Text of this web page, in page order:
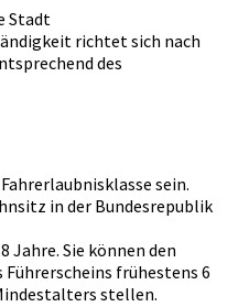
Stadt
richtet sich nach
des
sein.
in der Bundesrepublik
Jahre. Sie können den
frühestens 6
stellen.